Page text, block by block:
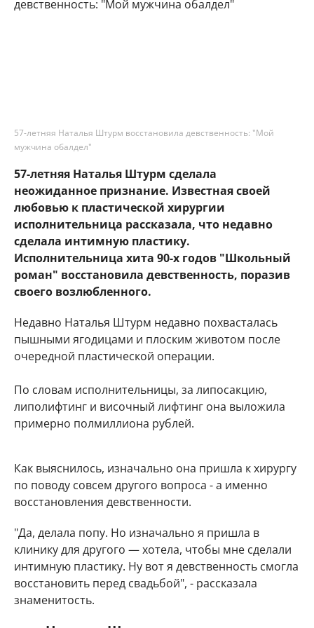
57-летняя Наталья Штурм восстановила девственность: "Мой
мужчина обалдел"
57-летняя Наталья Штурм сделала
неожиданное признание. Известная своей
любовью к пластической хирургии
исполнительница рассказала, что недавно
сделала интимную пластику.
Исполнительница хита 90-х годов "Школьный
роман" восстановила девственность, поразив
своего возлюбленного.
Недавно Наталья Штурм недавно похвасталась
пышными ягодицами и плоским животом после
очередной пластической операции.
По словам исполнительницы, за липосакцию,
липолифтинг и височный лифтинг она выложила
примерно полмиллиона рублей.
Как выяснилось, изначально она пришла к хирургу
по поводу совсем другого вопроса - а именно
восстановления девственности.
"Да, делала попу. Но изначально я пришла в
клинику для другого — хотела, чтобы мне сделали
интимную пластику. Ну вот я девственность смогла
восстановить перед свадьбой", - рассказала
знаменитость.